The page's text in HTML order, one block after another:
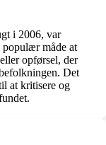
i 2006, var
populær måde at
opførsel, der
Det
at kritisere og